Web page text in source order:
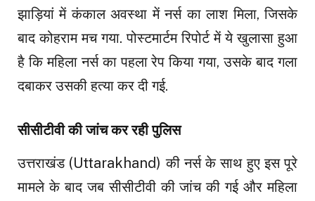
झाड़ियां में कंकाल अवस्था में नर्स का लाश मिला, जिसके
बाद कोहराम मच गया. पोस्टमार्टम रिपोर्ट में ये खुलासा हुआ
है कि महिला नर्स का पहला रेप किया गया, उसके बाद गला
दबाकर उसकी हत्या कर दी गई.
सीसीटीवी की जांच कर रही पुलिस
उत्तराखंड (Uttarakhand) की नर्स के साथ हुए इस पूरे
मामले के बाद जब सीसीटीवी की जांच की गई और महिला